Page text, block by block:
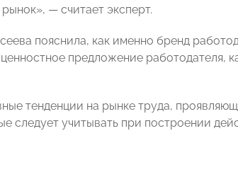
— считает эксперт.
пояснила, как именно бренд
предложение работодателя,
тенденции на рынке труда,
следует учитывать при построении